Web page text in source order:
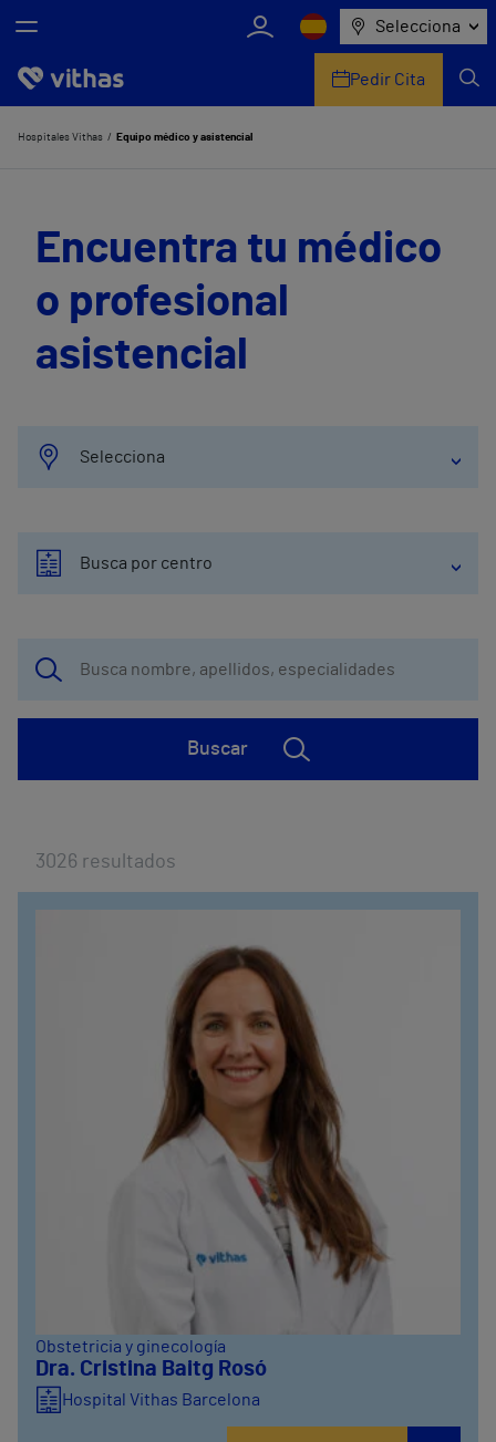
Selecciona
Nosotros
Servicios de salud
Equipo médico y asistencial
Información útil
Pedir Cita
Hospitales Vithas Equipo médico y asistencial
Encuentra tu médico
o profesional
asistencial
Selecciona
Busca por centro
Buscar
3026 resultados
Obstetricia y ginecología
Dra. Cristina Baitg Rosó
Hospital Vithas Barcelona